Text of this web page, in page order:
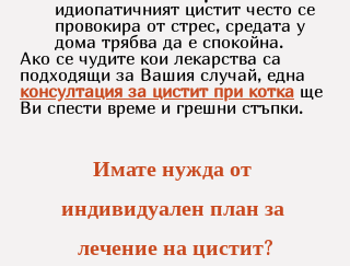
идиопатичният цистит често се
провокира от стрес, средата у
дома трябва да е спокойна.
Ако се чудите кои лекарства са
подходящи за Вашия случай, една
консултация за цистит при котка ще
Ви спести време и грешни стъпки.
Имате нужда от
индивидуален план за
лечение на цистит?